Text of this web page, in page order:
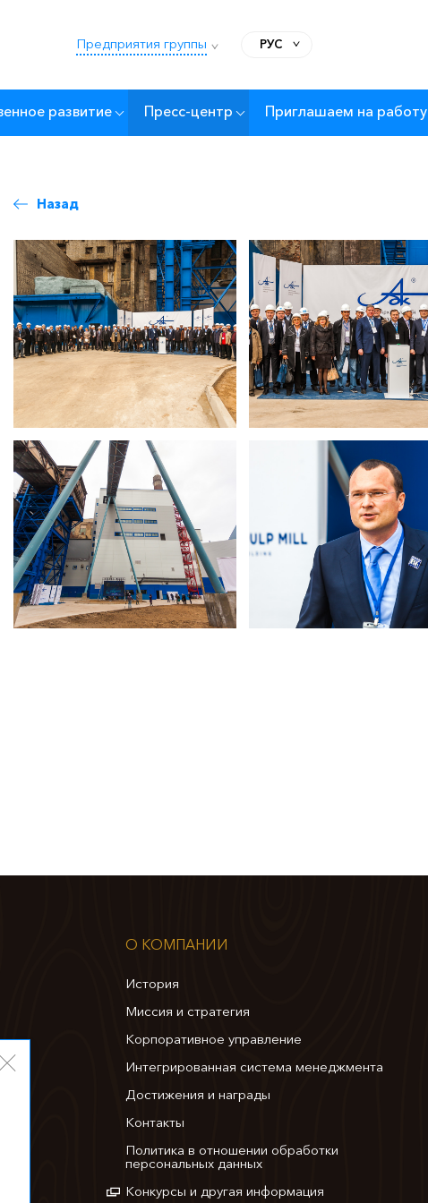
Предприятия группы РУС
развитие Пресс-центр Приглашаем на работу
Назад
О КОМПАНИИ
История
Миссия и стратегия
Корпоративное управление
Интегрированная система менеджмента
Достижения и награды
Контакты
Политика в отношении обработки
персональных данных
Конкурсы и другая информация